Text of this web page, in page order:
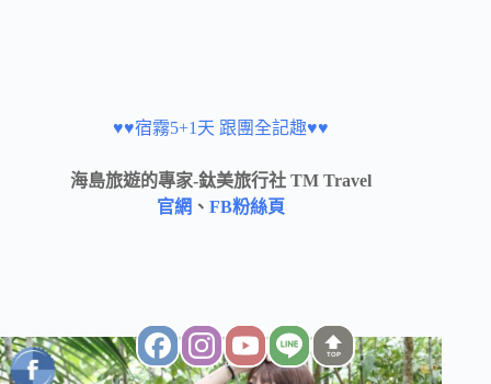
♥♥宿霧5+1天 跟團全記趣♥♥
海島旅遊的專家-鈦美旅行社 TM Travel
官網 、FB粉絲頁
TOP